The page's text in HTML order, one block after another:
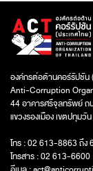
องค์กรต่อต้านคอร์รัปชัน (
Anti-Corruption
44 อาคารศรีจุลทรัพย์ ถ
แขวงรองเมือง เขตปทุม
โทร : 02 613-8863 ถึง
โทรสาร : 02 613-6600